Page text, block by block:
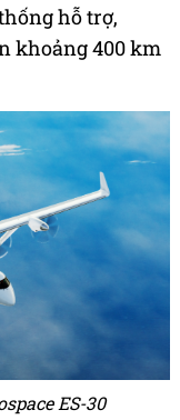
hỗ trợ,
khoảng 400 km
ES-30